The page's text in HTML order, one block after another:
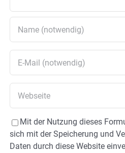
Mit der Nutzung dieses
sich mit der Speicherung und
Daten durch diese Website